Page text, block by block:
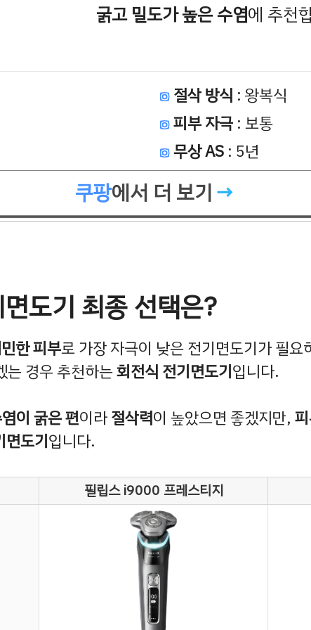
굵고 밀도가 높은 수염에 추천
절삭 방식 : 왕복식
피부 자극: 보통
무상 AS: 5년
쿠팡에서 더 보기
도기 최종 선택은?
한 피부로 가장 자극이 낮은 전기면도기가 필
는 경우 추천하는회전식 전기면도기입니다.
이 굵은 편이라절삭력이 높았으면 좋겠지만,
면도기입니다.
필립스 i9000 프레스티지